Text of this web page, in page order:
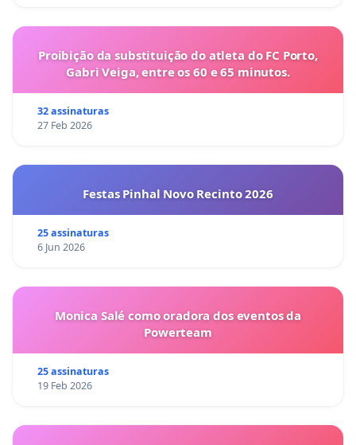
Proibição da substituição do atleta do FC Porto,
Gabri Veiga, entre os 60 e 65 minutos.
32 assinaturas
27 Feb 2026
Festas Pinhal Novo Recinto 2026
25 assinaturas
6 Jun 2026
Monica Salé como oradora dos eventos da
Powerteam
25 assinaturas
19 Feb 2026